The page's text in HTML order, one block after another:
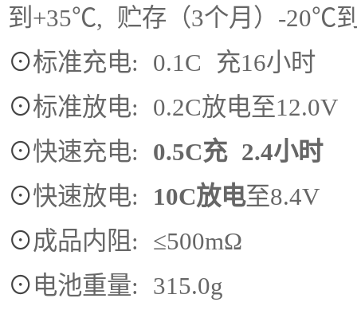
到 +35℃, 贮存（3个月） -20℃
⊙标准充电: 0.1C 充16小时
⊙标准放电: 0.2C放电至12.0V
⊙快速充电: 0.5C充 2.4小时
⊙快速放电: 10C放电至8.4V
⊙成品内阻: ≤500mΩ
⊙ 电池重量: 315.0g